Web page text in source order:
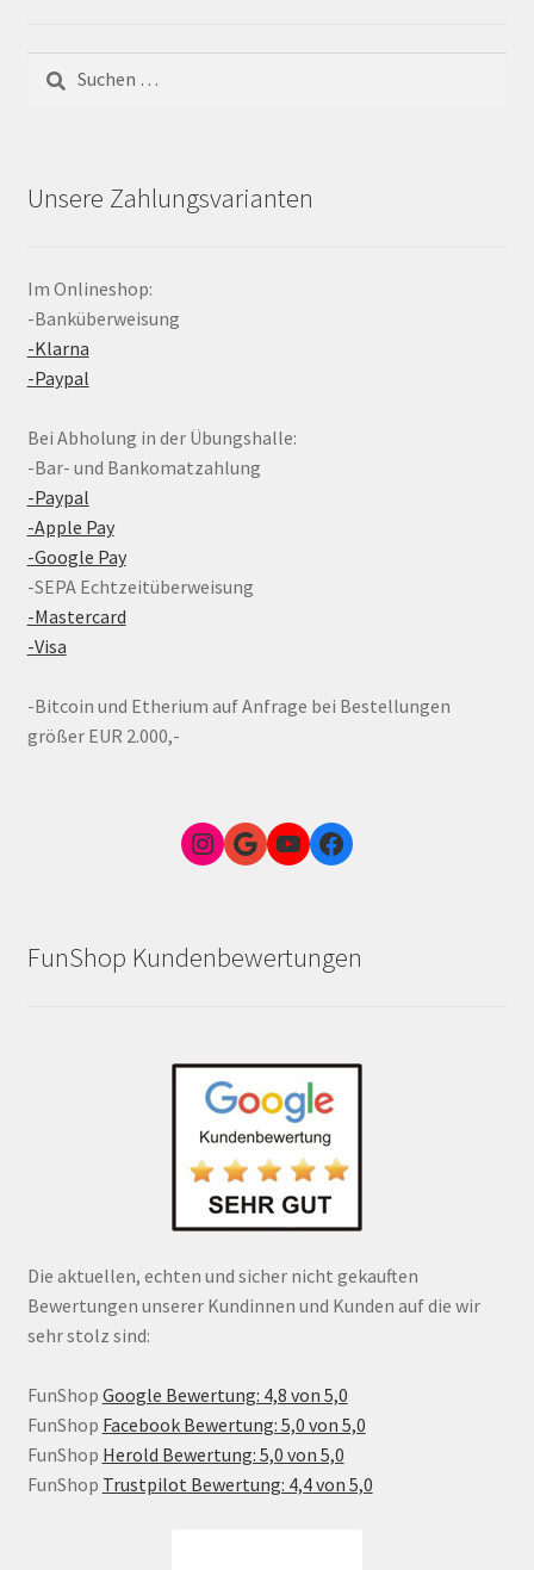
Suchen
nach:
Unsere Zahlungsvarianten
Im Onlineshop:
-Banküberweisung
-Klarna
-Paypal
Bei Abholung in der Übungshalle:
-Bar- und Bankomatzahlung
-Paypal
-Apple Pay
-Google Pay
-SEPA Echtzeitüberweisung
-Mastercard
-Visa
-Bitcoin und Etherium auf Anfrage bei Bestellungen
größer EUR 2.000,-
Instagram
Google Link zum FunShop WienYouTubeFacebook
FunShop Kundenbewertungen
Die aktuellen, echten und sicher nicht gekauften
Bewertungen unserer Kundinnen und Kunden auf die wir
sehr stolz sind:
FunShop Google Bewertung: 4,8 von 5,0
FunShop Facebook Bewertung: 5,0 von 5,0
FunShop Herold Bewertung: 5,0 von 5,0
FunShop Trustpilot Bewertung: 4,4 von 5,0